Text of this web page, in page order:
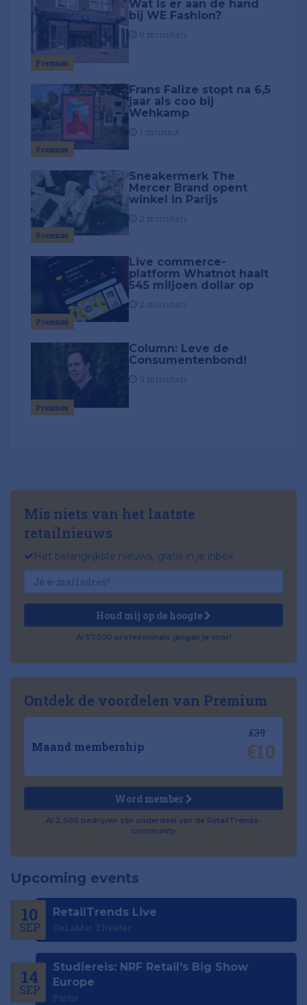
Premium
Wat is er aan de hand
bij WE Fashion?
Premium
Frans Falize stopt na 6,5
jaar als coo bij
Wehkamp
Premium
Sneakermerk The
Mercer Brand opent
winkel in Parijs
Premium
Live commerce-
platform Whatnot haalt
545 miljoen dollar op
Premium
Column: Leve de
Consumentenbond!
Mis niets van het laatste
retailnieuws
Het belangrijkste nieuws, gratis in je inbox
Houd mij op de hoogte
Al 57.500 professionals gingen je voor!
Ontdek de voordelen van Premium
Maand membership
€39
€10
Word member
Al 2.500 bedrijven zijn onderdeel van de RetailTrends-
community
Upcoming events
10
SEP
RetailTrends Live
DeLaMar Theater
14
SEP
Studiereis: NRF Retail's Big Show
Europe
Parijs